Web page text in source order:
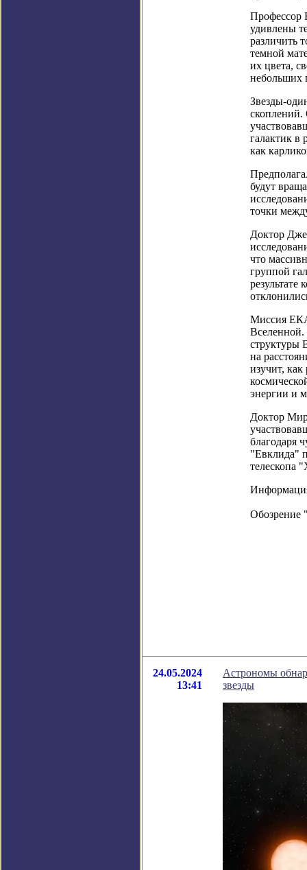
Профессор
удивлены
различить
темной
их цвета,
небольших
Звезды-
скоплений.
галактик в
как
будут
точки
Доктор
что
группой
результате
Миссия
Вселенной.
структуры
на
изучит,
энергии и
Доктор
благодаря
"Евклида"
телескопа
Обозрение
24.05.2024
13:41
Астрономы
звезды